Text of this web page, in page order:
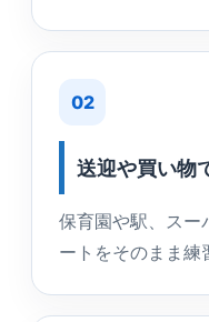
02
送迎や買い物
保育園や駅、スー
ートをそのまま練